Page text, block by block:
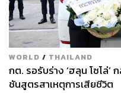
WORLD / THAILAND
กต. รอรับร่าง ‘ฮลุน โซโล่’
ชันสูตรสาเหตุการเสียชีวิต